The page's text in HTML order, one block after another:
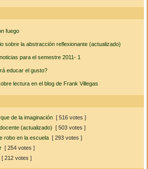
fuego
sobre la abstracción reflexionante (actualizado)
para el semestre 2011- 1
educar el gusto?
lectura en el blog de Frank Villegas
de la imaginación [ 516 votes ]
(actualizado) [ 503 votes ]
robo en la escuela [ 293 votes ]
[ 254 votes ]
[ 212 votes ]